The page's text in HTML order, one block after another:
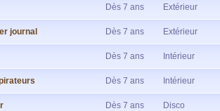
Dès 7 ans Extérieur
journal Dès 7 ans Extérieur
Dès 7 ans Intérieur
Dès 7 ans Intérieur
Dès 7 ans Disco